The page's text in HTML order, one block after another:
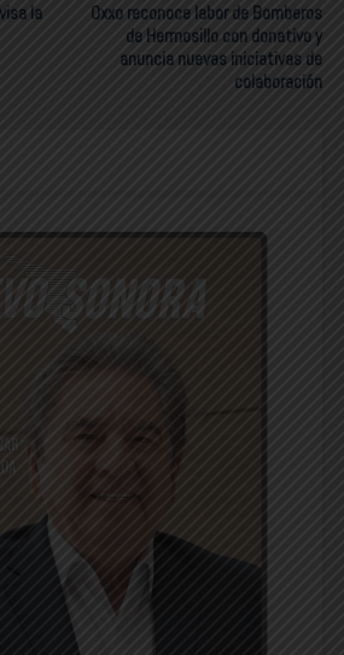
la
Oxxo reconoce labor de Bomberos
de Hermosillo con donativo y
anuncia nuevas iniciativas de
colaboración